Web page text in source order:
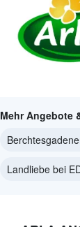
Mehr Angebote
Landliebe bei